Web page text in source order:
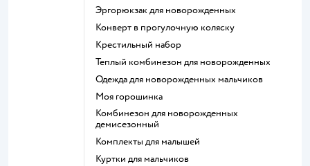
Эргорюкзак для новорожденных
Конверт в прогулочную коляску
Крестильный набор
Теплый комбинезон для новорожденных
Одежда для новорожденных мальчиков
Моя горошинка
Комбинезон для новорожденных
демисезонный
Комплекты для малышей
Куртки для мальчиков